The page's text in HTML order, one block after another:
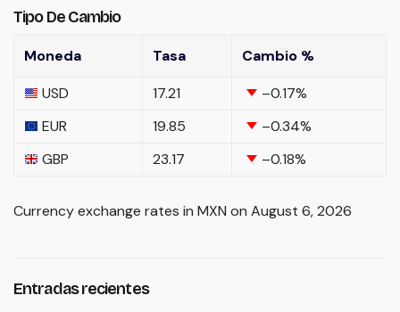
Tipo De Cambio
Moneda Tasa
Cambio %
USD
17.21 –0.17%
EUR
19.85 –0.34%
GBP
23.17 –0.18%
Currency exchange rates in MXN on August 6, 2026
Entradas recientes